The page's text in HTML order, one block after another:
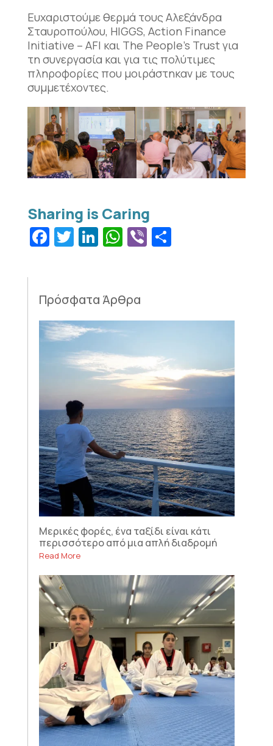
Ευχαριστούμε θερμά τους Αλεξάνδρα
Σταυροπούλου, HIGGS, Action Finance
Initiative – AFI και The People’s Trust για
τη συνεργασία και για τις πολύτιμες
πληροφορίες που μοιράστηκαν με τους
συμμετέχοντες.
Facebook
Twitter
LinkedIn
WhatsApp
Viber
Πρόσφατα Άρθρα
Μερικές φορές, ένα ταξίδι είναι κάτι
περισσότερο από μια απλή διαδρομή
Read More